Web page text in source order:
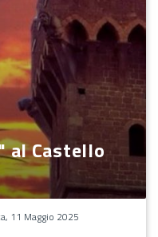
al Castello
11 Maggio 2025